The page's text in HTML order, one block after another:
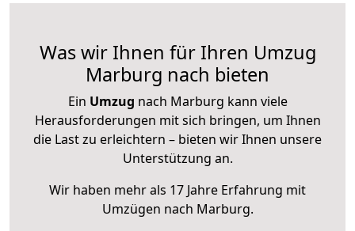
Was wir Ihnen für Ihren Umzug
Marburg nach bieten
Ein Umzug nach Marburg kann viele
Herausforderungen mit sich bringen, um Ihnen
die Last zu erleichtern – bieten wir Ihnen unsere
Unterstützung an.
Wir haben mehr als 17 Jahre Erfahrung mit
Umzügen nach Marburg.